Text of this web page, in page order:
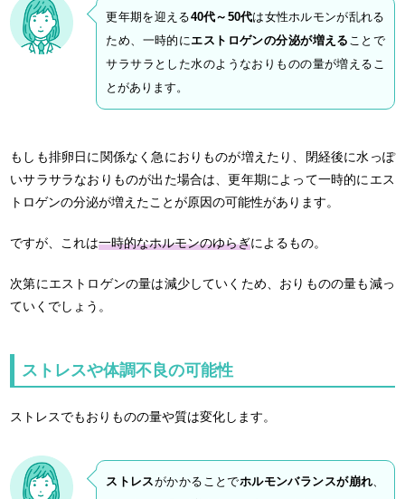
更年期を迎える40代～50代は女性ホルモンが乱れる
ため、一時的にエストロゲンの分泌が増える ことで
サラサラとした水のようなおりものの量が増えるこ
とがあります。
もしも排卵日に関係なく急におりものが増えたり、閉経後に水っぽ
いサラサラなおりものが出た場合は、更年期によって一時的にエス
トロゲンの分泌が増えたことが原因の可能性があります。
ですが、これは一時的なホルモンのゆらぎによるもの。
次第にエストロゲンの量は減少していくため、おりものの量も減っ
ていくでしょう。
ストレスや体調不良の可能性
ストレスでもおりものの量や質は変化します。
ストレスがかかることでホルモンバランスが崩れ、